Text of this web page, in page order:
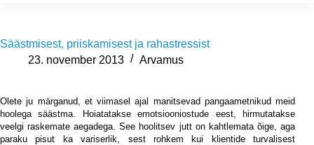
Säästmisest, priiskamisest ja rahastressist
23. november 2013
Arvamus
Olete ju märganud, et viimasel ajal manitsevad pangaametnikud meid
hoolega säästma. Hoiatatakse emotsiooniostude eest, hirmutatakse
veelgi raskemate aegadega. See hoolitsev jutt on kahtlemata õige, aga
paraku pisut ka variserlik, sest rohkem kui klientide turvalisest